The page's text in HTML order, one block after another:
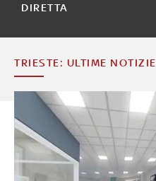
DIRETTA
TRIESTE: ULTIME NOTIZIE